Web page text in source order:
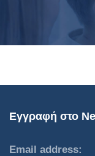
Εγγραφή στο
Email address: